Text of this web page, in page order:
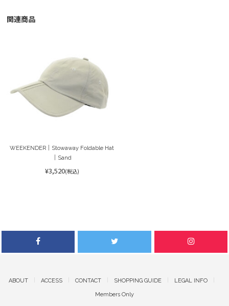
関連商品
WEEKENDER｜Stowaway Foldable Hat
｜Sand
¥3,520(税込)
ABOUT ACCESS CONTACT SHOPPING GUIDE LEGAL INFO
Members Only